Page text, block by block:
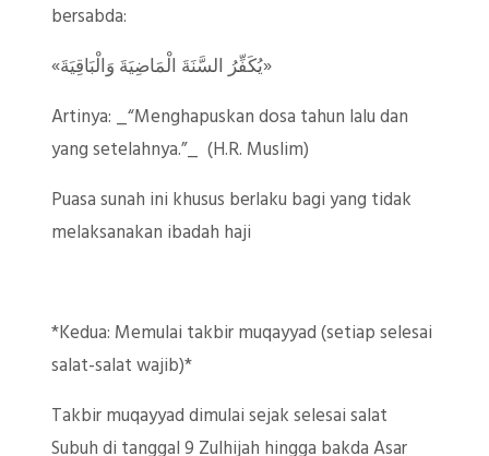
bersabda:
«يُكَفِّرُ السَّنَةَ الْمَاضِيَةَ وَالْبَاقِيَةَ»
Artinya: _“Menghapuskan dosa tahun lalu dan
yang setelahnya.”_ (H.R. Muslim)
Puasa sunah ini khusus berlaku bagi yang tidak
melaksanakan ibadah haji
*Kedua: Memulai takbir muqayyad (setiap selesai
salat-salat wajib)*
Takbir muqayyad dimulai sejak selesai salat
Subuh di tanggal 9 Zulhijah hingga bakda Asar